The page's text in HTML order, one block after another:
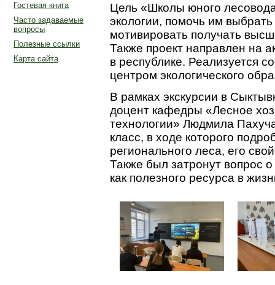
Гостевая книга
Часто задаваемые
вопросы
Полезные ссылки
Карта сайта
Цель «Школы юного
экологии, помочь им
мотивировать получать
Также проект направлен на
в республике. Реализуется
центром экологического
В рамках экскурсии в
доцент кафедры «Лесное
технологии» Людмила
класс, в ходе которого
регионального леса, его
Также был затронут вопрос
как полезного ресурса в